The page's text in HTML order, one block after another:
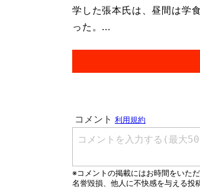
学した張本氏は、昼間は学
った。...